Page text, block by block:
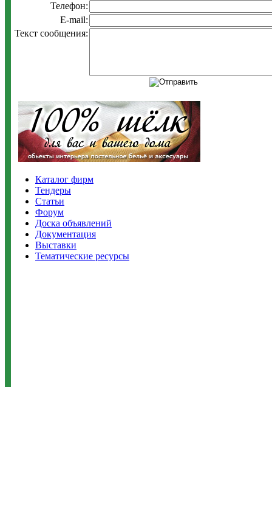
Телефон:
E-mail:
Текст сообщения:
Каталог фирм
Тендеры
Статьи
Форум
Доска объявлений
Документация
Выставки
Тематические ресурсы